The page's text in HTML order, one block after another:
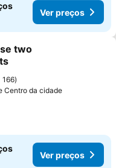
Ver preços
aos favoritos
two
166
Centro da cidade
Ver preços